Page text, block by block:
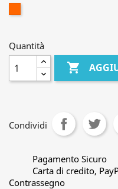
Quantità

Condividi
Pagamento Sicuro
Carta di credito,
Contrassegno